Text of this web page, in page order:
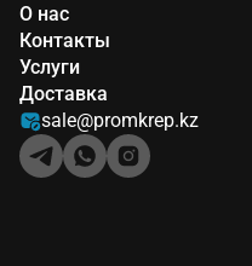
О нас
Контакты
Услуги
Доставка
sale@promkrep.kz